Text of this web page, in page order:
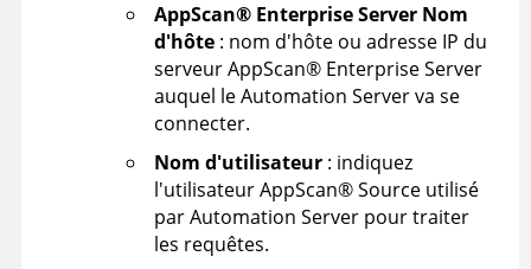
AppScan® Enterprise Server Nom
d'hôte : nom d'hôte ou adresse IP du
serveurAppScan® Enterprise Server
auquel leAutomation Serverva se
connecter.
Nom d'utilisateur : indiquez
l'utilisateurAppScan®Source utilisé
parAutomation Server pour traiter
les requêtes.